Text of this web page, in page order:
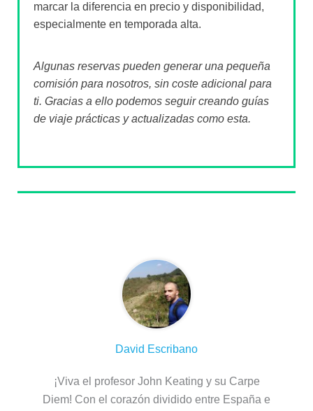
marcar la diferencia en precio y disponibilidad,
especialmente en temporada alta.
Algunas reservas pueden generar una pequeña
comisión para nosotros, sin coste adicional para
ti. Gracias a ello podemos seguir creando guías
de viaje prácticas y actualizadas como esta.
David Escribano
¡Viva el profesor John Keating y su Carpe
Diem! Con el corazón dividido entre España e